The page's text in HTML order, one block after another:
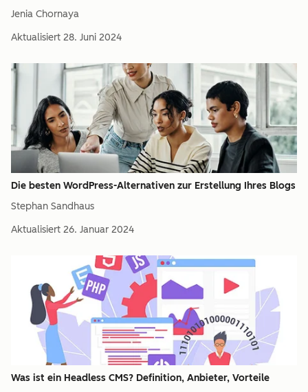
Jenia Chornaya
Aktualisiert 28. Juni 2024
Die besten WordPress-Alternativen zur Erstellung Ihres Blogs
Stephan Sandhaus
Aktualisiert 26. Januar 2024
Was ist ein Headless CMS? Definition, Anbieter, Vorteile